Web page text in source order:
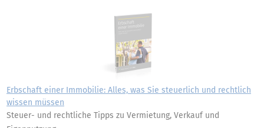
Erbschaft einer Immobilie: Alles, was Sie steuerlich und rechtlich
wissen müssen
Steuer- und rechtliche Tipps zu Vermietung, Verkauf und